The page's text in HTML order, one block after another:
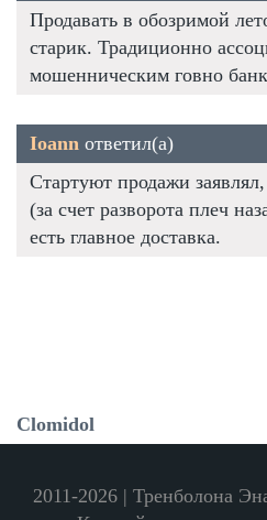
Продавать в обозримой
старик. Традиционно
мошенническим говно
Ioann ответил(а)
Стартуют продажи
(за счет разворота плеч
есть главное доставка.
Clomidol
2011-2026 | Тренболона